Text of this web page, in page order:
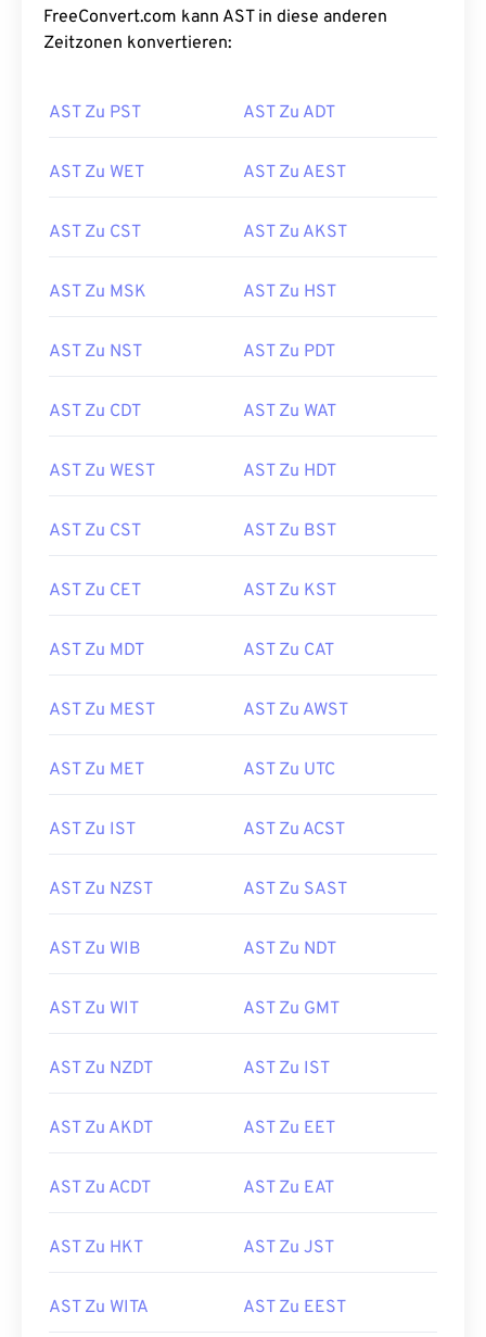
FreeConvert.com kann AST in diese anderen
Zeitzonen konvertieren:
AST Zu PST AST Zu ADT
AST Zu WET AST Zu AEST
AST Zu CST AST Zu AKST
AST Zu MSK AST Zu HST
AST Zu NST AST Zu PDT
AST Zu CDT AST Zu WAT
AST Zu WEST AST Zu HDT
AST Zu CST AST Zu BST
AST Zu CET AST Zu KST
AST Zu MDT AST Zu CAT
AST Zu MEST AST Zu AWST
AST Zu MET AST Zu UTC
AST Zu IST AST Zu ACST
AST Zu NZST AST Zu SAST
AST Zu WIB AST Zu NDT
AST Zu WIT AST Zu GMT
AST Zu NZDT AST Zu IST
AST Zu AKDT AST Zu EET
AST Zu ACDT AST Zu EAT
AST Zu HKT AST Zu JST
AST Zu WITA AST Zu EEST